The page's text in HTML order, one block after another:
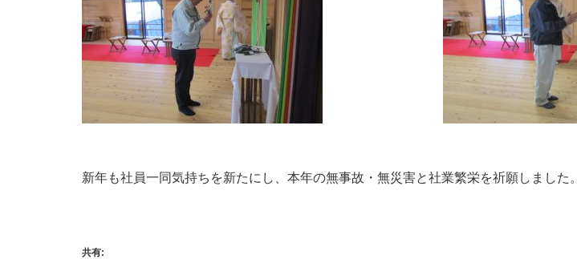
新年も社員一同気持ちを新たにし、本年の無事故・無災害と社業繁栄を祈願しました。
共有: